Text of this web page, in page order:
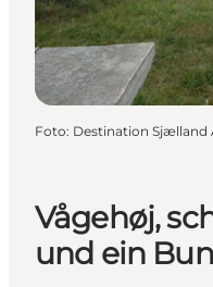
Vågehøj,
und ein
Foto: Destination Sjælland